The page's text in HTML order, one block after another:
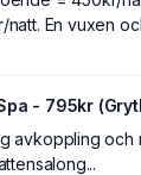
natt. En vuxen
- 795kr
avkoppling och